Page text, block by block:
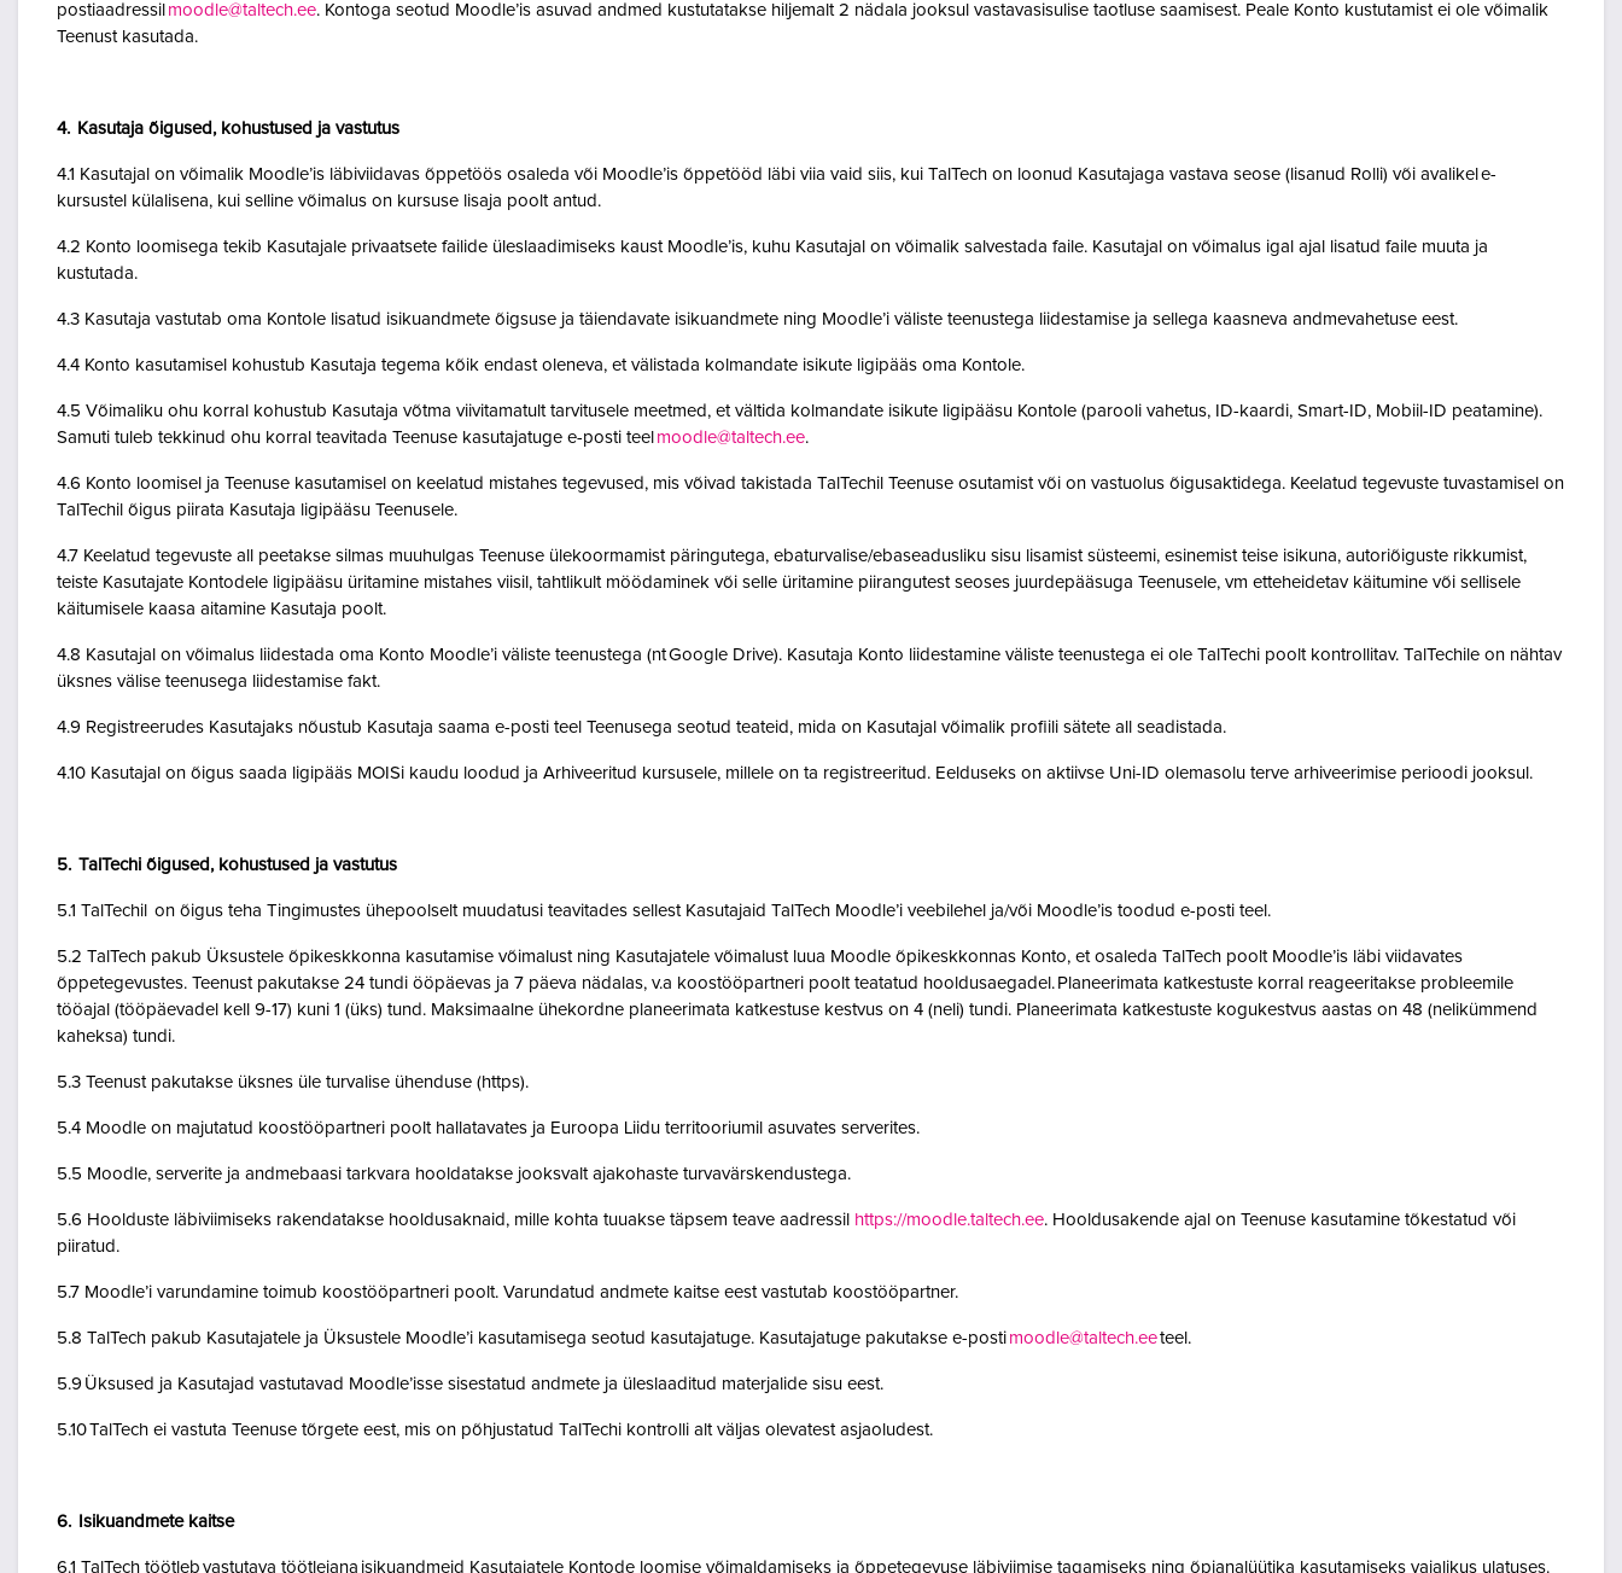
postiaadressil moodle@taltech.ee. Kontoga seotud Moodle’is asuvad andmed kustutatakse hiljemalt 2 nädala jooksul vastavasisulise taotluse saamisest. Peale Konto kustutamist ei ole võimalik
Teenust kasutada.
4. Kasutaja õigused, kohustused ja vastutus
4.1 Kasutajal on võimalik Moodle’is läbiviidavas õppetöös osaleda või Moodle’is õppetööd läbi viia vaid siis, kui TalTech on loonud Kasutajaga vastava seose (lisanud Rolli) või avalikel e-
kursustel külalisena, kui selline võimalus on kursuse lisaja poolt antud.
4.2 Konto loomisega tekib Kasutajale privaatsete failide üleslaadimiseks kaust Moodle’is, kuhu Kasutajal on võimalik salvestada faile. Kasutajal on võimalus igal ajal lisatud faile muuta ja
kustutada.
4.3 Kasutaja vastutab oma Kontole lisatud isikuandmete õigsuse ja täiendavate isikuandmete ning Moodle’i väliste teenustega liidestamise ja sellega kaasneva andmevahetuse eest.
4.4 Konto kasutamisel kohustub Kasutaja tegema kõik endast oleneva, et välistada kolmandate isikute ligipääs oma Kontole.
4.5 Võimaliku ohu korral kohustub Kasutaja võtma viivitamatult tarvitusele meetmed, et vältida kolmandate isikute ligipääsu Kontole (parooli vahetus, ID-kaardi, Smart-ID, Mobiil-ID peatamine).
Samuti tuleb tekkinud ohu korral teavitada Teenuse kasutajatuge e-posti teel moodle@taltech.ee.
4.6 Konto loomisel ja Teenuse kasutamisel on keelatud mistahes tegevused, mis võivad takistada TalTechil Teenuse osutamist või on vastuolus õigusaktidega. Keelatud tegevuste tuvastamisel on
TalTechil õigus piirata Kasutaja ligipääsu Teenusele.
4.7 Keelatud tegevuste all peetakse silmas muuhulgas Teenuse ülekoormamist päringutega, ebaturvalise/ebaseadusliku sisu lisamist süsteemi, esinemist teise isikuna, autoriõiguste rikkumist,
teiste Kasutajate Kontodele ligipääsu üritamine mistahes viisil, tahtlikult möödaminek või selle üritamine piirangutest seoses juurdepääsuga Teenusele, vm etteheidetav käitumine või sellisele
käitumisele kaasa aitamine Kasutaja poolt.
4.8 Kasutajal on võimalus liidestada oma Konto Moodle’i väliste teenustega (nt Google Drive). Kasutaja Konto liidestamine väliste teenustega ei ole TalTechi poolt kontrollitav. TalTechile on nähtav
üksnes välise teenusega liidestamise fakt.
4.9 Registreerudes Kasutajaks nõustub Kasutaja saama e-posti teel Teenusega seotud teateid, mida on Kasutajal võimalik profiili sätete all seadistada.
4.10 Kasutajal on õigus saada ligipääs MOISi kaudu loodud ja Arhiveeritud kursusele, millele on ta registreeritud. Eelduseks on aktiivse Uni-ID olemasolu terve arhiveerimise perioodi jooksul.
5. TalTechi õigused, kohustused ja vastutus
5.1 TalTechil on õigus teha Tingimustes ühepoolselt muudatusi teavitades sellest Kasutajaid TalTech Moodle’i veebilehel ja/või Moodle’is toodud e-posti teel.
5.2 TalTech pakub Üksustele õpikeskkonna kasutamise võimalust ning Kasutajatele võimalust luua Moodle õpikeskkonnas Konto, et osaleda TalTech poolt Moodle’is läbi viidavates
õppetegevustes. Teenust pakutakse 24 tundi ööpäevas ja 7 päeva nädalas, v.a koostööpartneri poolt teatatud hooldusaegadel. Planeerimata katkestuste korral reageeritakse probleemile
tööajal (tööpäevadel kell 9-17) kuni 1 (üks) tund. Maksimaalne ühekordne planeerimata katkestuse kestvus on 4 (neli) tundi. Planeerimata katkestuste kogukestvus aastas on 48 (nelikümmend
kaheksa) tundi.
5.3 Teenust pakutakse üksnes üle turvalise ühenduse (https).
5.4 Moodle on majutatud koostööpartneri poolt hallatavates ja Euroopa Liidu territooriumil asuvates serverites.
5.5 Moodle, serverite ja andmebaasi tarkvara hooldatakse jooksvalt ajakohaste turvavärskendustega.
5.6 Hoolduste läbiviimiseks rakendatakse hooldusaknaid, mille kohta tuuakse täpsem teave aadressil https://moodle.taltech.ee. Hooldusakende ajal on Teenuse kasutamine tõkestatud või
piiratud.
5.7 Moodle’i varundamine toimub koostööpartneri poolt. Varundatud andmete kaitse eest vastutab koostööpartner.
5.8 TalTech pakub Kasutajatele ja Üksustele Moodle’i kasutamisega seotud kasutajatuge. Kasutajatuge pakutakse e-posti moodle@taltech.eeteel.
5.9 Üksused ja Kasutajad vastutavad Moodle’isse sisestatud andmete ja üleslaaditud materjalide sisu eest.
5.10 TalTech ei vastuta Teenuse tõrgete eest, mis on põhjustatud TalTechi kontrolli alt väljas olevatest asjaoludest.
6. Isikuandmete kaitse
6.1 TalTech töötleb vastutava töötlejana isikuandmeid Kasutajatele Kontode loomise võimaldamiseks ja õppetegevuse läbiviimise tagamiseks ning õpianalüütika kasutamiseks vajalikus ulatuses.